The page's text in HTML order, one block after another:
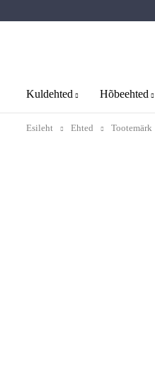
Kuldehted Hõbeehted
Esileht Ehted Tootemärk